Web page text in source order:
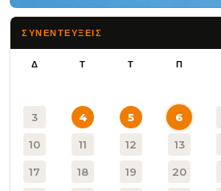
ΣΥΝΕΝΤΕΥΞΕΙΣ
Δ Τ Τ Π
3 4 5 6
10 11 12 13
17 18 19 20